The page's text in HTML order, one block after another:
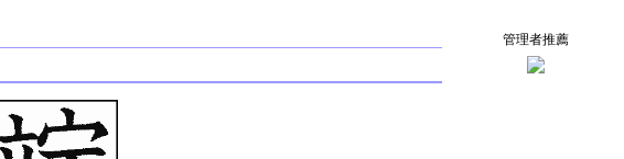
管理者推薦